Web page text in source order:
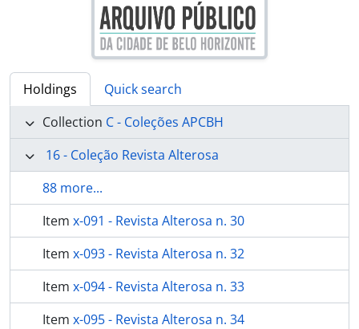
Holdings
Quick search
Collection C - Coleções APCBH
16 - Coleção Revista Alterosa
88 more...
Item x-091 - Revista Alterosa n. 30
Item x-093 - Revista Alterosa n. 32
Item x-094 - Revista Alterosa n. 33
Item x-095 - Revista Alterosa n. 34